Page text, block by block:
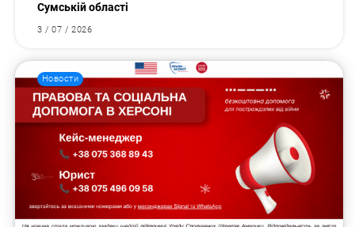
Сумській області
3 / 07 / 2026
Новости